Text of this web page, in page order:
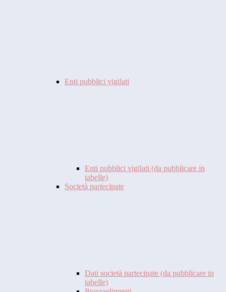
Enti pubblici vigilati
Enti pubblici vigilati (da pubblicare in
tabelle)
Società partecipate
Dati società partecipate (da pubblicare in
tabelle)